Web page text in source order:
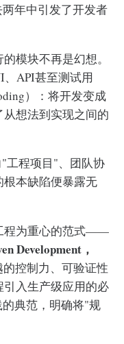
年中引发了开发者
模块不再是幻想。
API甚至测试用
）：将开发变成
想法到实现之间的
工程项目"、团队协
本缺陷便暴露无
程为重心的范式——
Development，
控制力、可验证性
入生产级应用的必
典范，明确将"规